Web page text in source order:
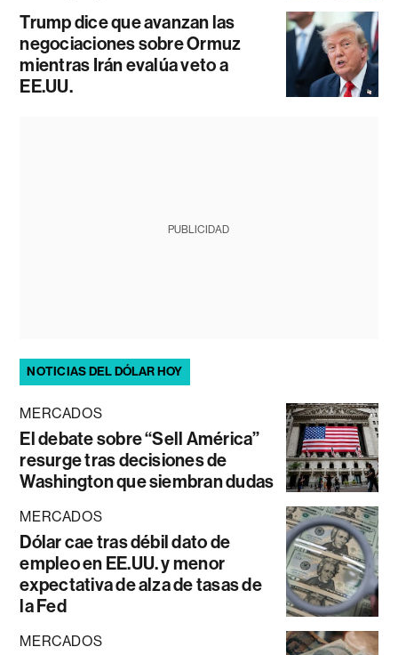
Trump dice que avanzan las
negociaciones sobre Ormuz
mientras Irán evalúa veto a
EE.UU.
PUBLICIDAD
NOTICIAS DEL DÓLAR HOY
MERCADOS
El debate sobre “Sell América”
resurge tras decisiones de
Washington que siembran dudas
MERCADOS
Dólar cae tras débil dato de
empleo en EE.UU. y menor
expectativa de alza de tasas de
la Fed
MERCADOS